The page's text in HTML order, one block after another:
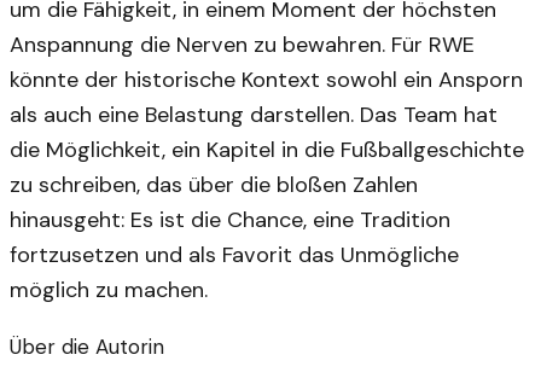
um die Fähigkeit, in einem Moment der höchsten
Anspannung die Nerven zu bewahren. Für RWE
könnte der historische Kontext sowohl ein Ansporn
als auch eine Belastung darstellen. Das Team hat
die Möglichkeit, ein Kapitel in die Fußballgeschichte
zu schreiben, das über die bloßen Zahlen
hinausgeht: Es ist die Chance, eine Tradition
fortzusetzen und als Favorit das Unmögliche
möglich zu machen.
Über die Autorin